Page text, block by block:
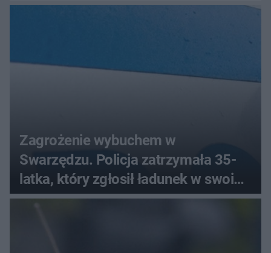
Zagrożenie wybuchem w
Swarzędzu. Policja zatrzymała 35-
latka, który zgłosił ładunek w swoim
aucie